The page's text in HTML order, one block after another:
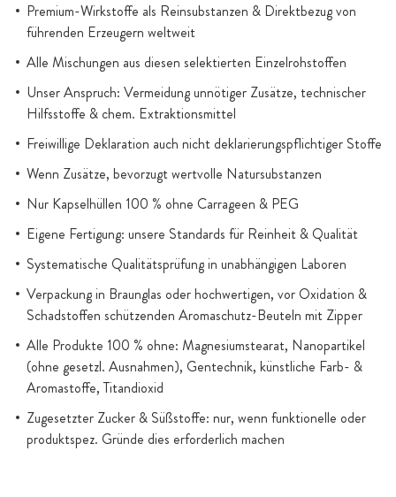
Premium-Wirkstoffe als Reinsubstanzen & Direktbezug von
führenden Erzeugern weltweit
Alle Mischungen aus diesen selektierten Einzelrohstoffen
Unser Anspruch: Vermeidung unnötiger Zusätze, technischer
Hilfsstoffe & chem. Extraktionsmittel
Freiwillige Deklaration auch nicht deklarierungspflichtiger Stoffe
Wenn Zusätze, bevorzugt wertvolle Natursubstanzen
Nur Kapselhüllen 100 % ohne Carrageen & PEG
Eigene Fertigung: unsere Standards für Reinheit & Qualität
Systematische Qualitätsprüfung in unabhängigen Laboren
Verpackung in Braunglas oder hochwertigen, vor Oxidation &
Schadstoffen schützenden Aromaschutz-Beuteln mit Zipper
Alle Produkte 100 % ohne: Magnesiumstearat, Nanopartikel
(ohne gesetzl. Ausnahmen), Gentechnik, künstliche Farb- &
Aromastoffe, Titandioxid
Zugesetzter Zucker & Süßstoffe: nur, wenn funktionelle oder
produktspez. Gründe dies erforderlich machen